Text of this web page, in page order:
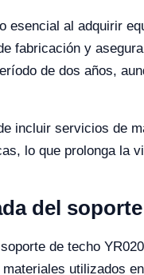
esencial al adquirir
fabricación y
de dos años,
incluir servicios de
lo que prolonga la
del
de techo
utilizados